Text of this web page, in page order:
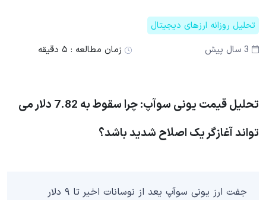
تحلیل روزانه ارزهای دیجیتال
3 سال پیش
زمان مطالعه : ۵ دقیقه
تحلیل قیمت یونی سوآپ: چرا سقوط به 7.82 دلار می
تواند آغازگر یک اصلاح شدید باشد؟
جفت ارز یونی سوآپ یعد از نوسانات اخیر تا ۹ دلار